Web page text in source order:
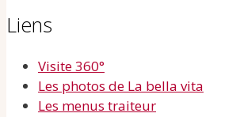
Liens
Visite 360°
Les photos de La bella vita
Les menus traiteur